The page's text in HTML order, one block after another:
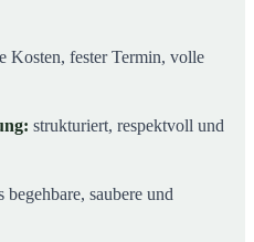
Kosten, fester Termin, volle
strukturiert, respektvoll und
begehbare, saubere und